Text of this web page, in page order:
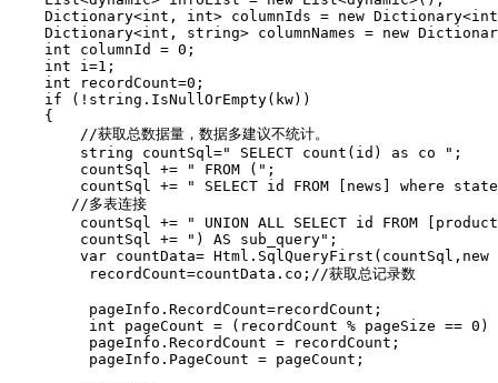
Dictionary<int, int> columnIds = new
Dictionary<int, string> columnNames = new
int columnId = 0;
int i=1;
int recordCount=0;
if (!string.IsNullOrEmpty(kw))
{
//获取总数据量，数据多建议不统计。
string countSql=" SELECT count(id) as co ";
countSql += " FROM (";
countSql += " SELECT id FROM [news] where
//多表连接
countSql += " UNION ALL SELECT id FROM
countSql += ") AS sub_query";
var countData= Html.SqlQueryFirst(countSql,new {
recordCount=countData.co;//获取总记录数
pageInfo.RecordCount=recordCount;
int pageCount = (recordCount % pageSize == 0) ?
pageInfo.RecordCount = recordCount;
pageInfo.PageCount = pageCount;